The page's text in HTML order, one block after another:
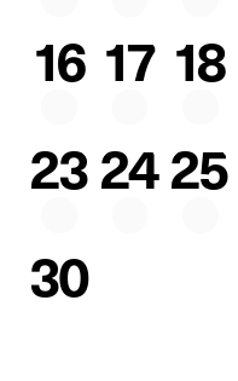
16 17 18
232425
30